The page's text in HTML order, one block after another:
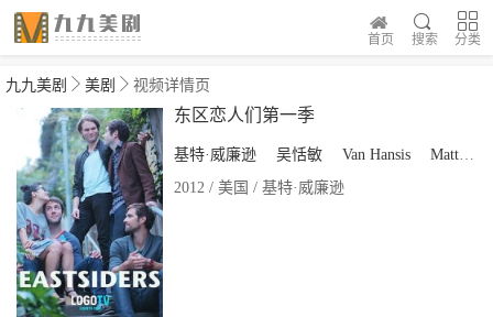
分类
搜索
首页
九九美剧 美剧 视频详情页
东区恋人们第一季
基特·威廉逊 吴恬敏 Van Hansis
Matthew McKelligon
2012 / 美国 / 基特·威廉逊